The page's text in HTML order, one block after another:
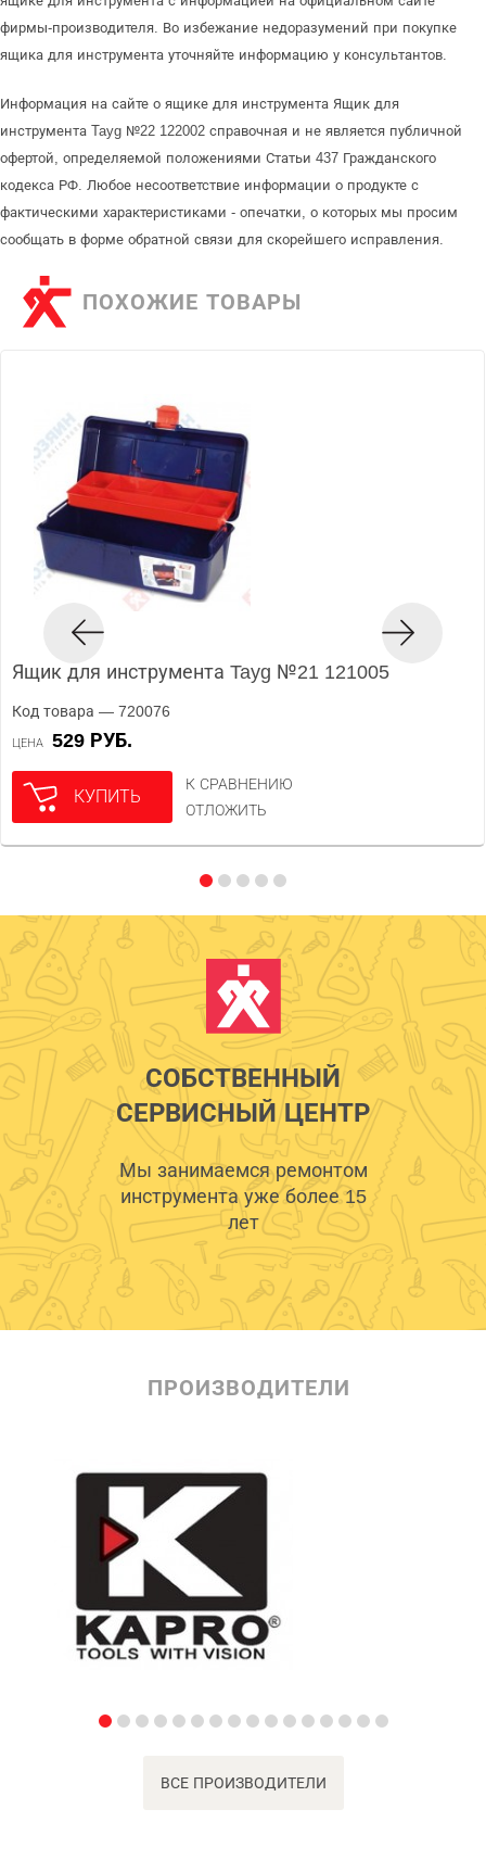
фирмы-производителя. Во избежание недоразумений при покупке
ящика для инструмента уточняйте информацию у консультантов.
Информация на сайте о ящике для инструмента Ящик для
инструмента Tayg №22 122002 справочная и не является публичной
офертой, определяемой положениями Статьи 437 Гражданского
кодекса РФ. Любое несоответствие информации о продукте с
фактическими характеристиками - опечатки, о которых мы просим
сообщать в форме обратной связи для скорейшего исправления.
ПОХОЖИЕ ТОВАРЫ
Ящик для инструмента Tayg №21 121005
Код товара — 720076
ЦЕНА 529 РУБ.
КУПИТЬ
К СРАВНЕНИЮ
ОТЛОЖИТЬ
СОБСТВЕННЫЙ
СЕРВИСНЫЙ ЦЕНТР
Мы занимаемся ремонтом
инструмента уже более 15
лет
ПРОИЗВОДИТЕЛИ
ВСЕ ПРОИЗВОДИТЕЛИ